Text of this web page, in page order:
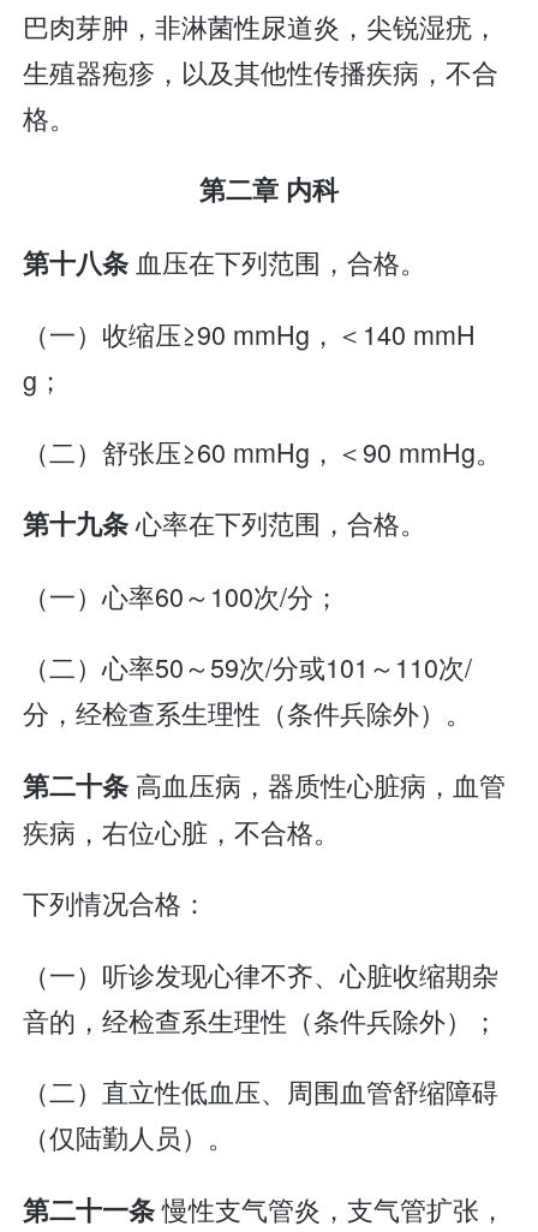
巴肉芽肿，非淋菌性尿道炎，尖锐湿疣，
生殖器疱疹，以及其他性传播疾病，不合
格。
第二章 内科
第十八条 血压在下列范围，合格。
（一）收缩压≥90 mmHg，＜140 mmH
g；
（二）舒张压≥60 mmHg，＜90 mmHg。
第十九条心率在下列范围，合格。
（一）心率60～100次/分；
（二）心率50～59次/分或101～110次/
分，经检查系生理性（条件兵除外）。
第二十条 高血压病，器质性心脏病，血管
疾病，右位心脏，不合格。
下列情况合格：
（一）听诊发现心律不齐、心脏收缩期杂
音的，经检查系生理性（条件兵除外）；
（二）直立性低血压、周围血管舒缩障碍
（仅陆勤人员）。
第二十一条慢性支气管炎，支气管扩张，